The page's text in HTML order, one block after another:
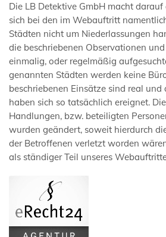
Die LB Detektive GmbH macht darauf
sich bei den im Webauftritt
Städten nicht um Niederlassungen
die beschriebenen Observationen
einmalig, oder regelmäßig
genannten Städten werden keine
beschriebenen Einsätze sind real
haben sich so tatsächlich ereignet.
Handlungen, bzw. beteiligten
wurden geändert, soweit hierdurch
der Betroffenen verletzt worden
als ständiger Teil unseres